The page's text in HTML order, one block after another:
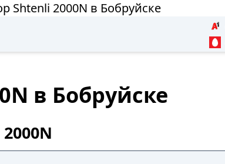
Shtenli 2000N в Бобруйске
в Бобруйске